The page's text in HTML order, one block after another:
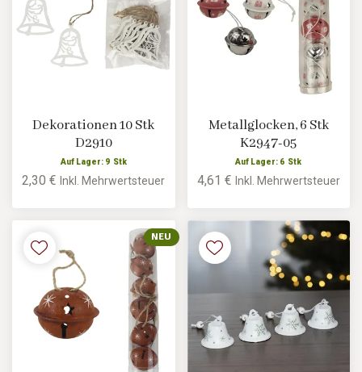
Dekorationen 10 Stk
D2910
Auf Lager: 9 Stk
2,30 €Inkl. Mehrwertsteuer
Metallglocken, 6 Stk
K2947-05
Auf Lager: 6 Stk
4,61 € Inkl. Mehrwertsteuer
NEU